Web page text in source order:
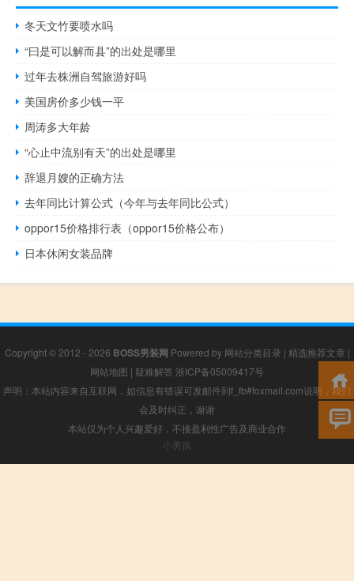
冬天文竹要喷水吗
“曰是可以解而县”的出处是哪里
过年去株洲自驾旅游好吗
美国房价多少钱一平
周涛多大年龄
“心止中流别有天”的出处是哪里
辞退月嫂的正确方法
去年同比计算公式（今年与去年同比公式）
oppor15价格排行表（oppor15价格公布）
日本休闲女装品牌
Copyright © 2012 - 2026 BOSS男装网 Powered by 网站分类目录 | 精选推荐文章 |
网站地图 | 疑难解答 浙ICP备05009417号
声明：本站内容来自互联网，如信息有错误可发邮件到f_fb#foxmail.com说明，我们
会及时纠正，谢谢
本站仅为个人兴趣爱好，不接盈利性广告及商业合作
小男孩